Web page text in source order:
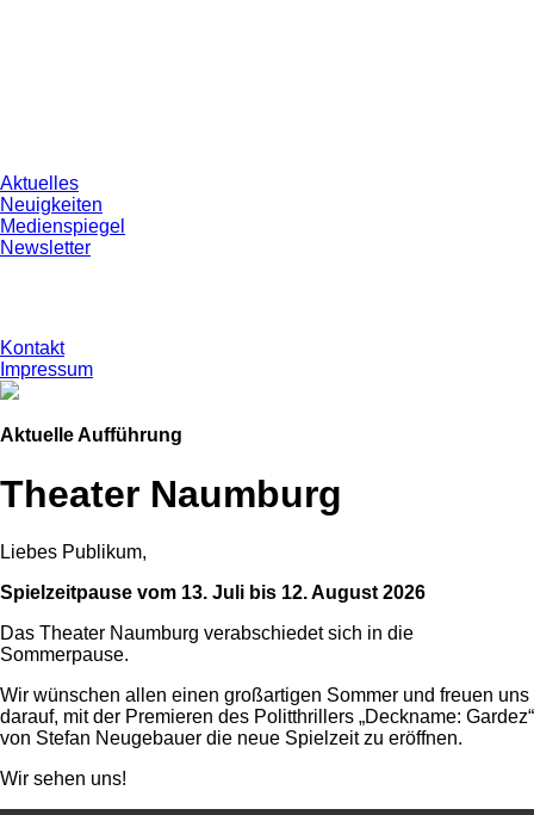
Aktuelles
Neuigkeiten
Medienspiegel
Newsletter
Kontakt
Impressum
Aktuelle Aufführung
Theater Naumburg
Liebes Publikum,
Spielzeitpause vom 13. Juli bis 12. August 2026
Das Theater Naumburg verabschiedet sich in die
Sommerpause.
Wir wünschen allen einen großartigen Sommer und freuen uns
darauf, mit der Premieren des Politthrillers „Deckname: Gardez“
von Stefan Neugebauer die neue Spielzeit zu eröffnen.
Wir sehen uns!